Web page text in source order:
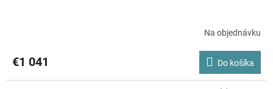
Na objednávku
€1 041 Do košíka